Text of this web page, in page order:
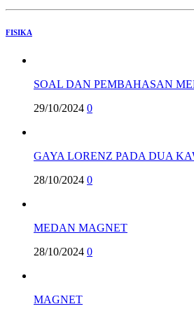
FISIKA
SOAL DAN PEMBAHASAN
29/10/2024 0
GAYA LORENZ PADA DUA
28/10/2024 0
MEDAN MAGNET
28/10/2024 0
MAGNET